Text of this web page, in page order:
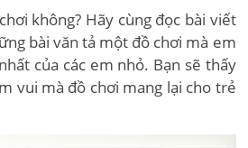
không? Hãy cùng đọc bài viết
bài văn tả một đồ chơi mà em
của các em nhỏ. Bạn sẽ thấy
vui mà đồ chơi mang lại cho trẻ